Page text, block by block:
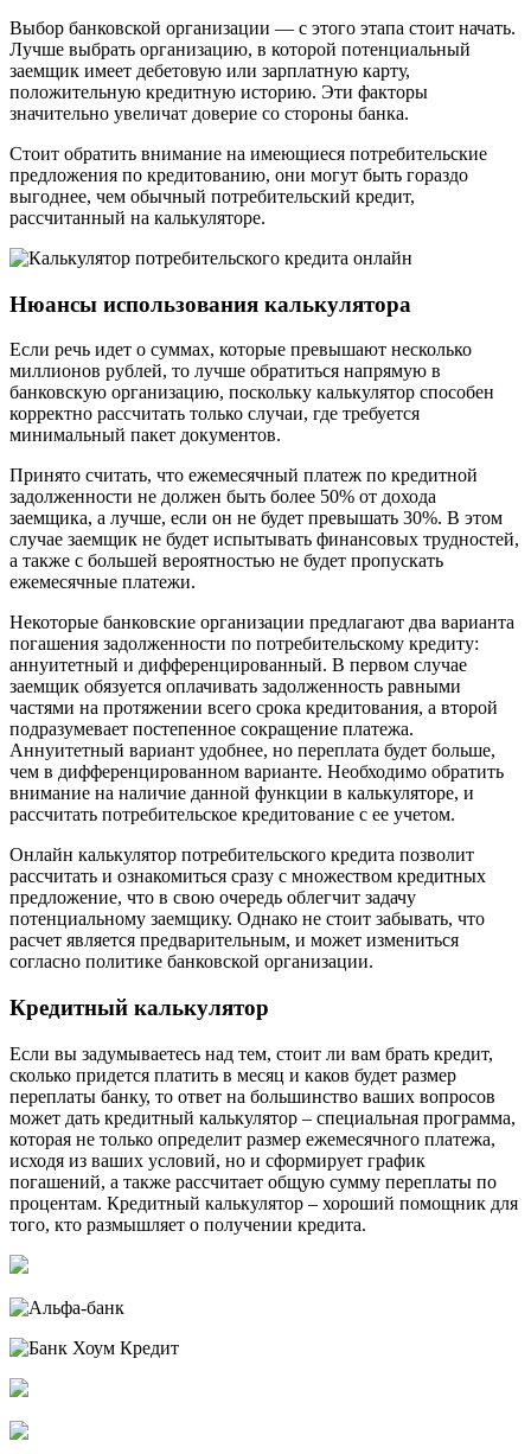
Выбор банковской организации — с этого этапа стоит начать.
Лучше выбрать организацию, в которой потенциальный
заемщик имеет дебетовую или зарплатную карту,
положительную кредитную историю. Эти факторы
значительно увеличат доверие со стороны банка.
Стоит обратить внимание на имеющиеся потребительские
предложения по кредитованию, они могут быть гораздо
выгоднее, чем обычный потребительский кредит,
рассчитанный на калькуляторе.
Нюансы использования калькулятора
Если речь идет о суммах, которые превышают несколько
миллионов рублей, то лучше обратиться напрямую в
банковскую организацию, поскольку калькулятор способен
корректно рассчитать только случаи, где требуется
минимальный пакет документов.
Принято считать, что ежемесячный платеж по кредитной
задолженности не должен быть более 50% от дохода
заемщика, а лучше, если он не будет превышать 30%. В этом
случае заемщик не будет испытывать финансовых трудностей,
а также с большей вероятностью не будет пропускать
ежемесячные платежи.
Некоторые банковские организации предлагают два варианта
погашения задолженности по потребительскому кредиту:
аннуитетный и дифференцированный. В первом случае
заемщик обязуется оплачивать задолженность равными
частями на протяжении всего срока кредитования, а второй
подразумевает постепенное сокращение платежа.
Аннуитетный вариант удобнее, но переплата будет больше,
чем в дифференцированном варианте. Необходимо обратить
внимание на наличие данной функции в калькуляторе, и
рассчитать потребительское кредитование с ее учетом.
Онлайн калькулятор потребительского кредита позволит
рассчитать и ознакомиться сразу с множеством кредитных
предложение, что в свою очередь облегчит задачу
потенциальному заемщику. Однако не стоит забывать, что
расчет является предварительным, и может измениться
согласно политике банковской организации.
Кредитный калькулятор
Если вы задумываетесь над тем, стоит ли вам брать кредит,
сколько придется платить в месяц и каков будет размер
переплаты банку, то ответ на большинство ваших вопросов
может дать кредитный калькулятор – специальная программа,
которая не только определит размер ежемесячного платежа,
исходя из ваших условий, но и сформирует график
погашений, а также рассчитает общую сумму переплаты по
процентам. Кредитный калькулятор – хороший помощник для
того, кто размышляет о получении кредита.